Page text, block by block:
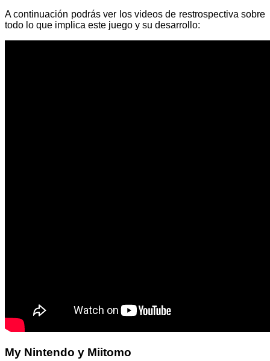
A continuación podrás ver los videos de restrospectiva sobre
todo lo que implica este juego y su desarrollo:
My Nintendo y Miitomo